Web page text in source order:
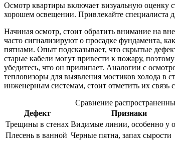
Осмотр квартиры включает визуальную оценку
хорошем освещении. Привлекайте специалиста
Начиная осмотр, стоит обратить внимание на
часто сигнализируют о просадке фундамента,
пятнами. Опыт подсказывает, что скрытые
старые кабели могут привести к пожару,
убедитесь, что он прилипает. Аналогии с
тепловизоры для выявления мостиков холода в
инженерным системам, стоит отметить их связь
Сравнение
Дефект
Признаки
Трещины в стенах Видимые линии, особенно у
Плесень в ванной Черные пятна, запах сырости